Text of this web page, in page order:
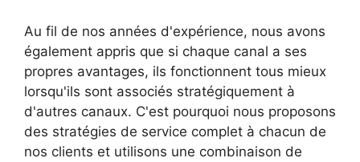
Au fil de nos années d'expérience, nous avons
également appris que si chaque canal a ses
propres avantages, ils fonctionnent tous mieux
lorsqu'ils sont associés stratégiquement à
d'autres canaux. C'est pourquoi nous proposons
des stratégies de service complet à chacun de
nos clients et utilisons une combinaison de